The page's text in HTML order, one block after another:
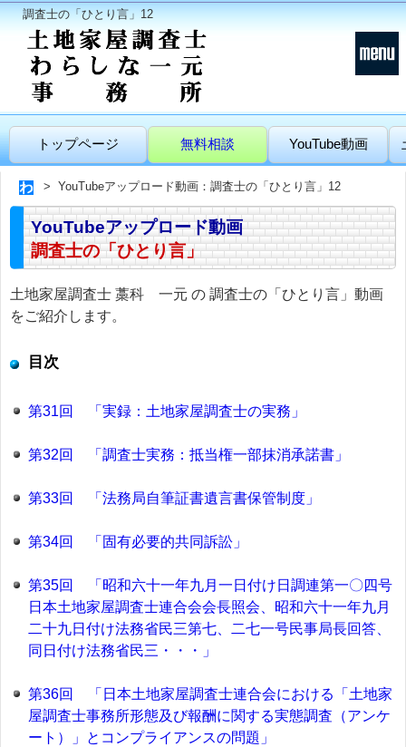
調査士の「ひとり言」12
トップページ 無料相談 YouTube動画
YouTubeアップロード動画：調査士の「ひとり言」12
YouTubeアップロード動画
調査士の「ひとり言」
土地家屋調査士 藁科 一元 の 調査士の「ひとり言」動画
をご紹介します。
目次
第31回 「実録：土地家屋調査士の実務」
第32回 「調査士実務：抵当権一部抹消承諾書」
第33回 「法務局自筆証書遺言書保管制度」
第34回 「固有必要的共同訴訟」
第35回 「昭和六十一年九月一日付け日調連第一〇四号
日本土地家屋調査士連合会会長照会、昭和六十一年九月
二十九日付け法務省民三第七、二七一号民事局長回答、
同日付け法務省民三・・・」
第36回 「日本土地家屋調査士連合会における「土地家
屋調査士事務所形態及び報酬に関する実態調査（アンケ
ート）」とコンプライアンスの問題」